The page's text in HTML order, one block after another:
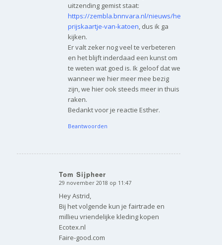
uitzending gemist staat:
https://zembla.bnnvara.nl/nieuws/het-
prijskaartje-van-katoen, dus ik ga
kijken.
Er valt zeker nog veel te verbeteren
en het blijft inderdaad een kunst om
te weten wat goed is. Ik geloof dat we
wanneer we hier meer mee bezig
zijn, we hier ook steeds meer in thuis
raken.
Bedankt voor je reactie Esther.
Beantwoorden
Tom Sijpheer
zegt:
29 november 2018 op 11:47
Hey Astrid,
Bij het volgende kun je fairtrade en
millieu vriendelijke kleding kopen
Ecotex.nl
Faire-good.com